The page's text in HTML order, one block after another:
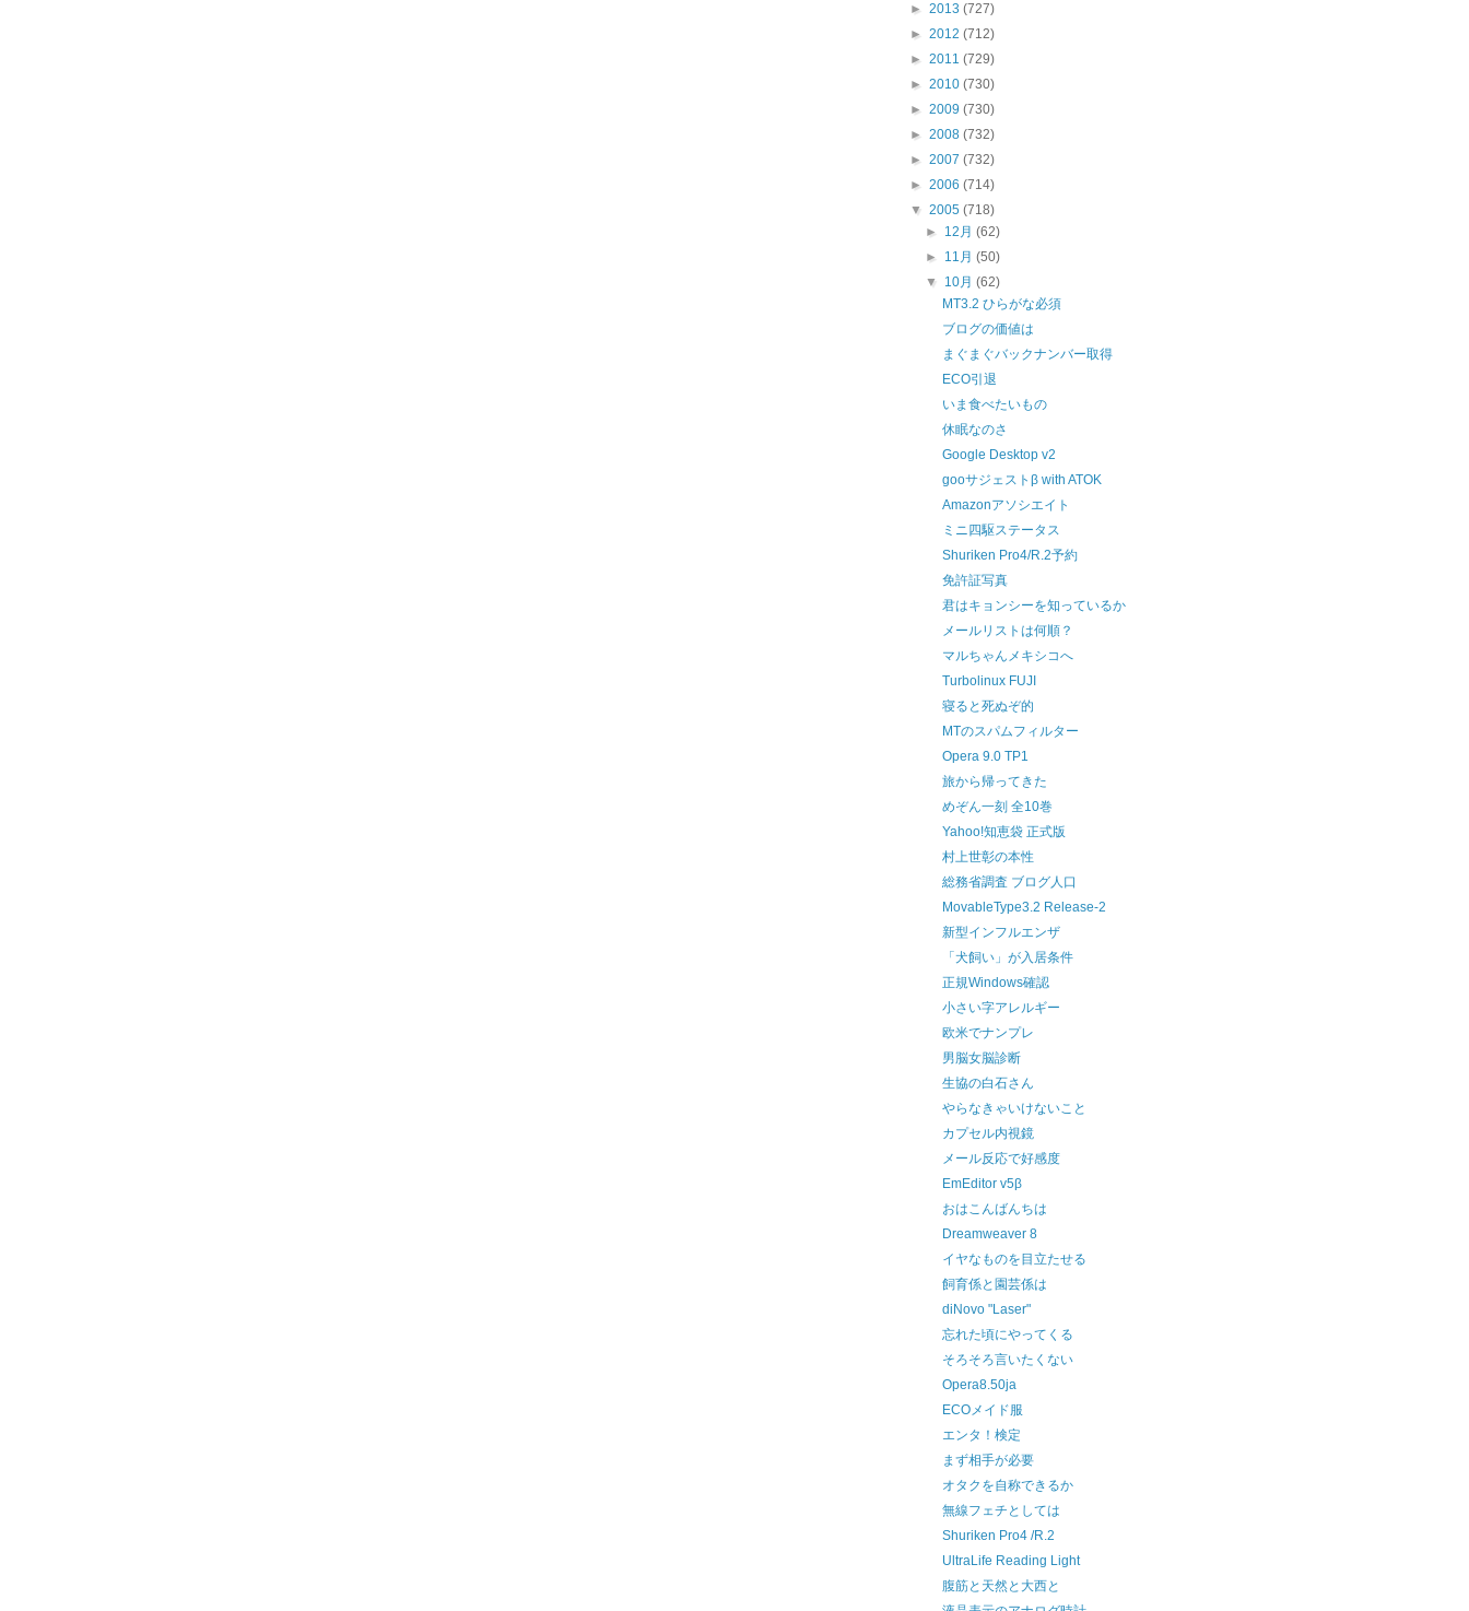
► 2013 (727)
► 2012 (712)
► 2011 (729)
► 2010 (730)
► 2009 (730)
► 2008 (732)
► 2007 (732)
► 2006 (714)
▼ 2005 (718)
► 12月(62)
► 11月(50)
▼ 10月(62)
MT3.2 ひらがな必須
ブログの価値は
まぐまぐバックナンバー取得
ECO引退
いま食べたいもの
休眠なのさ
Google Desktop v2
gooサジェストβ with ATOK
Amazonアソシエイト
ミニ四駆ステータス
Shuriken Pro4/R.2予約
免許証写真
君はキョンシーを知っているか
メールリストは何順？
マルちゃんメキシコへ
Turbolinux FUJI
寝ると死ぬぞ的
MTのスパムフィルター
Opera 9.0 TP1
旅から帰ってきた
めぞん一刻 全10巻
Yahoo!知恵袋 正式版
村上世彰の本性
総務省調査 ブログ人口
MovableType3.2 Release-2
新型インフルエンザ
「犬飼い」が入居条件
正規Windows確認
小さい字アレルギー
欧米でナンプレ
男脳女脳診断
生協の白石さん
やらなきゃいけないこと
カプセル内視鏡
メール反応で好感度
EmEditor v5β
おはこんばんちは
Dreamweaver 8
イヤなものを目立たせる
飼育係と園芸係は
diNovo "Laser"
忘れた頃にやってくる
そろそろ言いたくない
Opera8.50ja
ECOメイド服
エンタ！検定
まず相手が必要
オタクを自称できるか
無線フェチとしては
Shuriken Pro4 /R.2
UltraLife Reading Light
腹筋と天然と大西と